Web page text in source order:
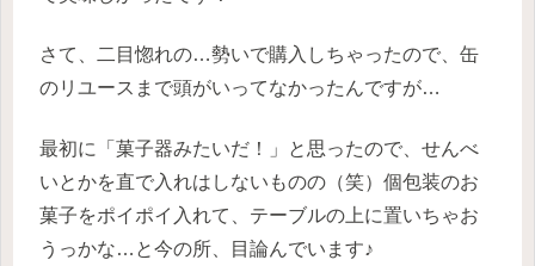
さて、二目惚れの…勢いで購入しちゃったので、缶
のリユースまで頭がいってなかったんですが…
最初に「菓子器みたいだ！」と思ったので、せんべ
いとかを直で入れはしないものの（笑）個包装のお
菓子をポイポイ入れて、テーブルの上に置いちゃお
うっかな…と今の所、目論んでいます♪